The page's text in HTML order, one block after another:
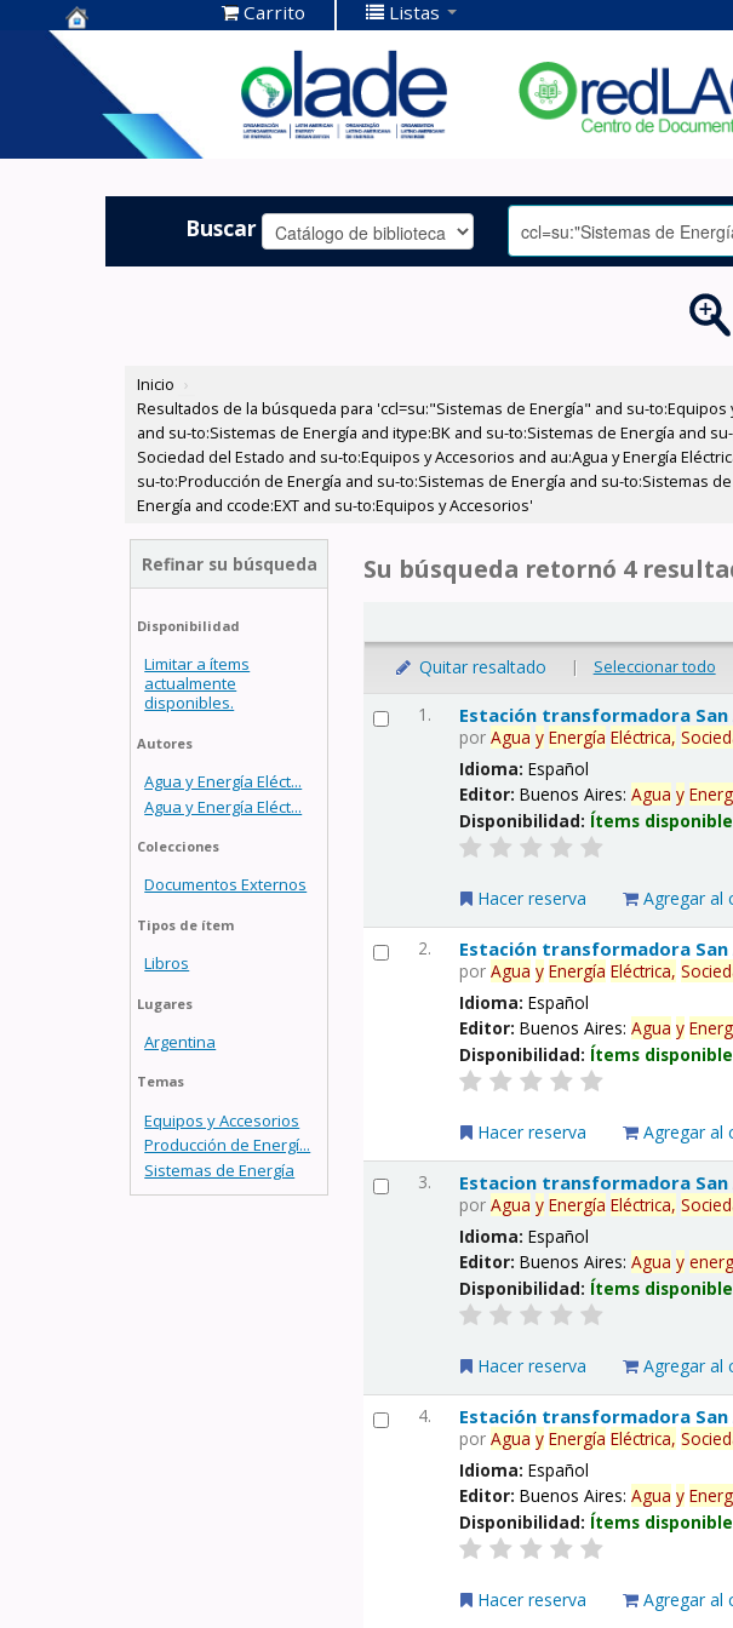
Centro de
Documentación
OLADE -
Carrito Listas
Buscar
Inicio ›
Resultados de la búsqueda para 'ccl=su:"Sistemas de Energía" and su-to:Equipos
and su-to:Sistemas de Energía and itype:BK and su-to:Sistemas de Energía and
Sociedad del Estado and su-to:Equipos y Accesorios and au:Agua y Energía
su-to:Producción de Energía and su-to:Sistemas de Energía and su-to:Sistemas
Energía and ccode:EXT and su-to:Equipos y Accesorios'
Refinar su búsqueda
Disponibilidad
Limitar a ítems
actualmente
disponibles.
Autores
Agua y Energía Eléct...
Agua y Energía Eléct...
Colecciones
Documentos Externos
Tipos de ítem
Libros
Lugares
Argentina
Temas
Equipos y Accesorios
Producción de Energí...
Sistemas de Energía
Su búsqueda retornó 4
Quitar resaltado | Seleccionar todo
1. Estación transformadora
porAgua y Energía Eléctrica,
Idioma:Español
Editor:Buenos Aires:Agua y
Disponibilidad: Ítems
Hacer reserva Agregar al
2. Estación transformadora
porAgua y Energía Eléctrica,
Idioma:Español
Editor:Buenos Aires:Agua y
Disponibilidad: Ítems
Hacer reserva Agregar al
3. Estacion transformadora
porAgua y Energía Eléctrica,
Idioma:Español
Editor:Buenos Aires:Agua y
Disponibilidad: Ítems
Hacer reserva Agregar al
4. Estación transformadora
porAgua y Energía Eléctrica,
Idioma:Español
Editor:Buenos Aires:Agua y
Disponibilidad: Ítems
Hacer reserva Agregar al